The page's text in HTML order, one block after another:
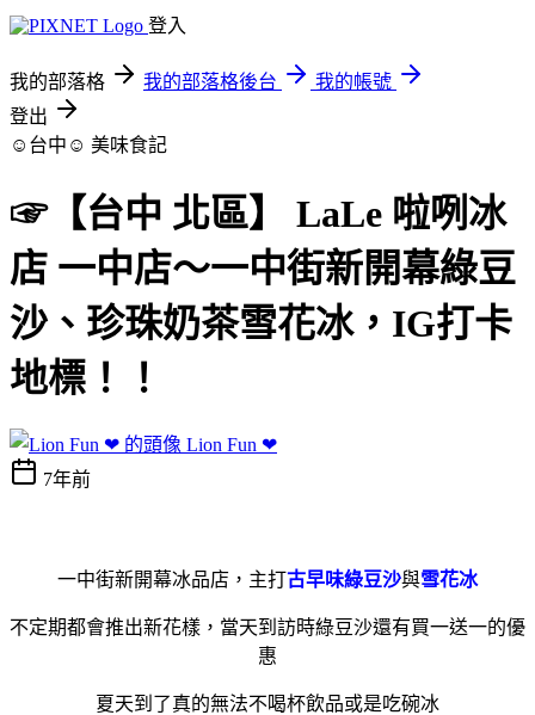
登入
我的部落格 我的部落格後台
我的帳號
登出
☺台中☺ 美味食記
☞【台中 北區】 LaLe 啦咧冰
店 一中店～一中街新開幕綠豆
沙、珍珠奶茶雪花冰，IG打卡
地標！！
Lion Fun ❤
7年前
一中街新開幕冰品店，主打古早味綠豆沙與雪花冰
不定期都會推出新花樣，當天到訪時綠豆沙還有買一送一的優
惠
夏天到了真的無法不喝杯飲品或是吃碗冰